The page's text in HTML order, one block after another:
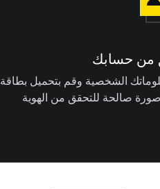
من حسابك
الشخصية وقم بتحميل بطاقة
صورة صالحة للتحقق من الهوية